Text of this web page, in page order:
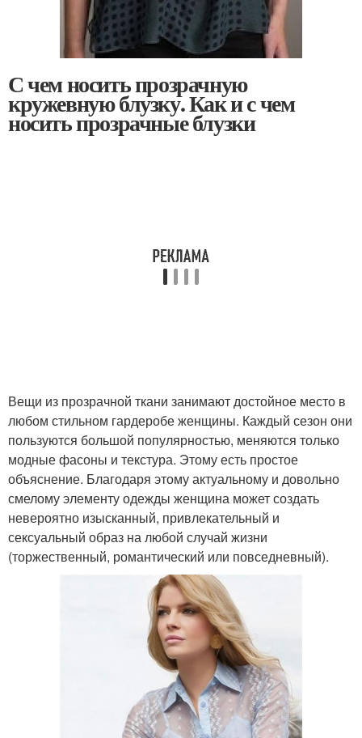
С чем носить прозрачную
кружевную блузку. Как и с чем
носить прозрачные блузки
Вещи из прозрачной ткани занимают достойное место в
любом стильном гардеробе женщины. Каждый сезон они
пользуются большой популярностью, меняются только
модные фасоны и текстура. Этому есть простое
объяснение. Благодаря этому актуальному и довольно
смелому элементу одежды женщина может создать
невероятно изысканный, привлекательный и
сексуальный образ на любой случай жизни
(торжественный, романтический или повседневный).